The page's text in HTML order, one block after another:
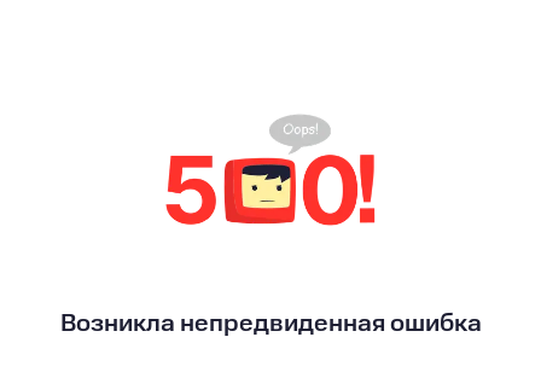
Возникла непредвиденная ошибка